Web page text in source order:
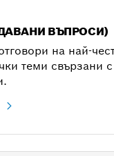
ВЪПРОСИ)
на най-
теми свързани